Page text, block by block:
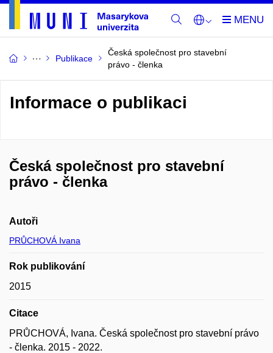
Publikace
Česká společnost pro stavební
právo - členka
Informace o publikaci
Česká společnost pro stavební
právo - členka
Autoři
PRŮCHOVÁ Ivana
Rok publikování
2015
Citace
PRŮCHOVÁ, Ivana. Česká společnost pro stavební právo
- členka. 2015 - 2022.